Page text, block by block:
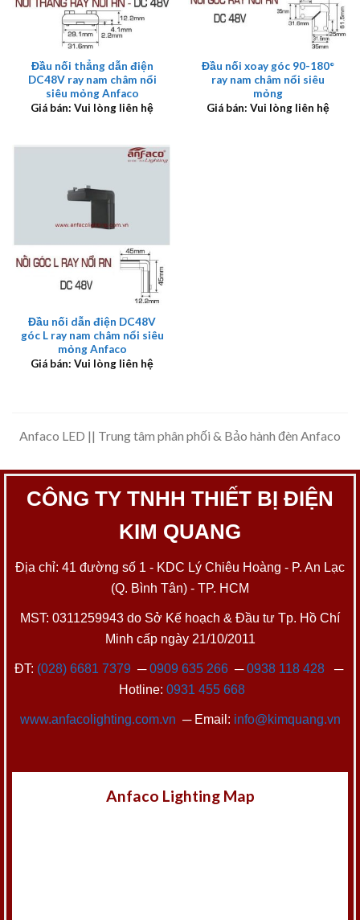
Đầu nối thẳng dẫn điện
DC48V ray nam châm nổi
siêu mỏng Anfaco
Giá bán: Vui lòng liên hệ
Đầu nối xoay góc 90-180°
ray nam châm nổi siêu
mỏng
Giá bán: Vui lòng liên hệ
Đầu nối dẫn điện DC48V
góc L ray nam châm nổi siêu
mỏng Anfaco
Giá bán: Vui lòng liên hệ
Anfaco LED || Trung tâm phân phối & Bảo hành đèn Anfaco
CÔNG TY TNHH THIẾT BỊ ĐIỆN
KIM QUANG
Địa chỉ: 41 đường số 1 - KDC Lý Chiêu Hoàng - P. An Lạc
(Q. Bình Tân) - TP. HCM
MST: 0311259943 do Sở Kế hoạch & Đầu tư Tp. Hồ Chí
Minh cấp ngày 21/10/2011
ĐT: (028) 6681 7379 ─0909 635 266─0938 118 428─
Hotline: 0931 455 668
www.anfacolighting.com.vn ─ Email: info@kimquang.vn
Anfaco Lighting Map